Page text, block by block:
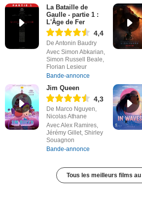
La Bataille de
Gaulle - partie 1 :
L'Âge de Fer
4,4
De Antonin Baudry
Avec Simon Abkarian,
Simon Russell Beale,
Florian Lesieur
Bande-annonce
Jim Queen
4,3
De Marco Nguyen,
Nicolas Athane
Avec Alex Ramires,
Jérémy Gillet, Shirley
Souagnon
Bande-annonce
Tous les meilleurs films